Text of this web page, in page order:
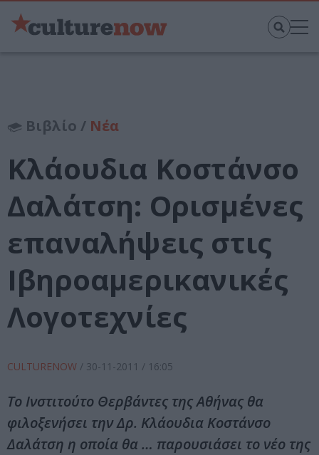
Βιβλίο / Νέα
Κλάουδια Κοστάνσο
Δαλάτση: Ορισμένες
επαναλήψεις στις
Ιβηροαμερικανικές
Λογοτεχνίες
CULTURENOW / 30-11-2011 / 16:05
Το Ινστιτούτο Θερβάντες της Αθήνας θα
φιλοξενήσει την Δρ. Κλάουδια Κοστάνσο
Δαλάτση η οποία θα … παρουσιάσει το νέο της